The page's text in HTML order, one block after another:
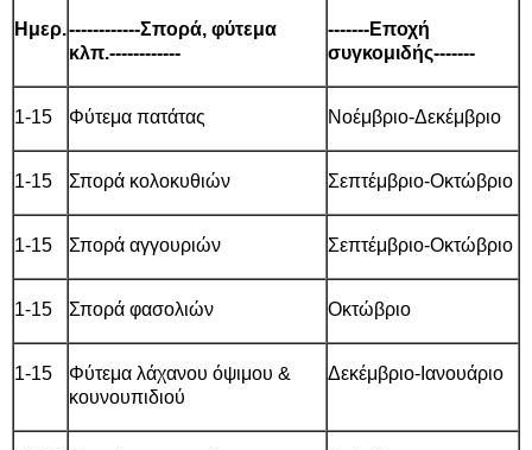
Ημερ.------------Σπορά, φύτεμα
κλπ.------------
-------Εποχή
συγκομιδής-------
1-15 Φύτεμα πατάτας Νοέμβριο-Δεκέμβριο
1-15 Σπορά κολοκυθιών Σεπτέμβριο-Οκτώβριο
1-15 Σπορά αγγουριών Σεπτέμβριο-Οκτώβριο
1-15 Σπορά φασολιών Οκτώβριο
1-15
Φύτεμα λάχανου όψιμου &
κουνουπιδιού
Δεκέμβριο-Ιανουάριο